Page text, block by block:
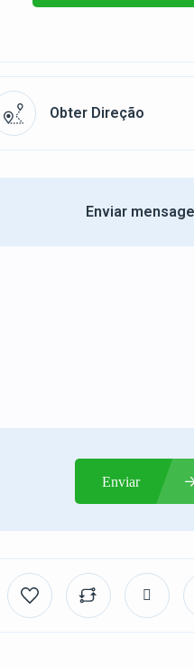
Obter Direção
Enviar
Enviar